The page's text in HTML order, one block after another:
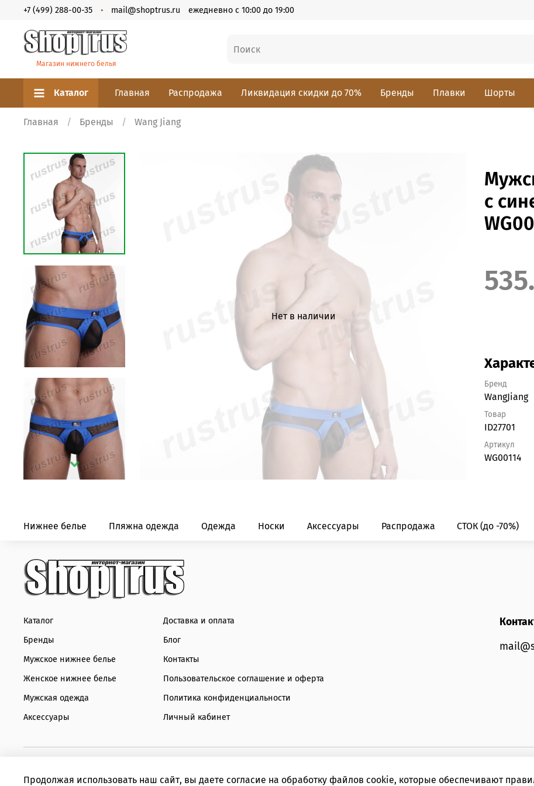
+7 (499) 288-00-35 mail@shoptrus.ru ежедневно с 10:00 до 19:00
Магазин нижнего белья
Каталог Главная Распродажа Ликвидация скидки до 70% Бренды Плавки Шорты
Главная Бренды Wang Jiang
Нет в наличии
с
Бренд
WangJiang
Товар
ID27701
Артикул
WG00114
Нижнее белье Пляжна одежда Одежда Носки Аксессуары Распродажа СТОК (до -70%)
Каталог
Бренды
Мужское нижнее белье
Женское нижнее белье
Мужская одежда
Аксессуары
Доставка и оплата
Блог
Контакты
Пользовательское соглашение и оферта
Политика конфиденциальности
Личный кабинет
Продолжая использовать наш сайт, вы даете согласие на обработку файлов cookie, которые обеспечивают